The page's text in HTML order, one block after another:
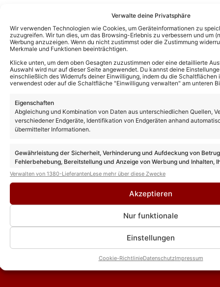
Verwalte deine Privatsphäre
Wir verwenden Technologien wie Cookies, um Geräteinformationen zu
zuzugreifen. Wir tun dies, um das Browsing-Erlebnis zu verbessern und um
Werbung anzuzeigen. Wenn du nicht zustimmst oder die Zustimmung
Merkmale und Funktionen beeinträchtigen.
Klicke unten, um dem oben Gesagten zuzustimmen oder eine detaillierte
Auswahl wird nur auf dieser Seite angewendet. Du kannst deine
einschließlich des Widerrufs deiner Einwilligung, indem du die
verwendest oder auf die Schaltfläche "Einwilligung verwalten" am unteren
Eigenschaften
Abgleichung und Kombination von Daten aus unterschiedlichen Quellen,
verschiedener Endgeräte, Identifikation von Endgeräten anhand
übermittelter Informationen.
Gewährleistung der Sicherheit, Verhinderung und Aufdeckung von
Fehlerbehebung, Bereitstellung und Anzeige von Werbung und Inhalten,
Entscheidungen zum Datenschutz speichern und übermitteln.
Verwalten von 1380-LieferantenLese mehr über diese Zwecke
Akzeptieren
Nur funktionale
Einstellungen
Cookie-RichtlinieDatenschutzImpressum
Das könnte Euch auch interessieren:
Maite Kelly geht im Herbst 2026 auf Tour
in Österreich! Alle Termine, Tickets & ihr
Supportact!
„STARnacht am Wörthersee“ 2026 mit
Wiedersehen zweier ehemaliger Kelly
Family Mitglieder!
Maite Kelly – An Angel (Schlagerbooom
Open Air 2026)
Maite Kelly verlängert Tour 2027 in den
Herbst! Hier alle neuen Termine im
Überblick!